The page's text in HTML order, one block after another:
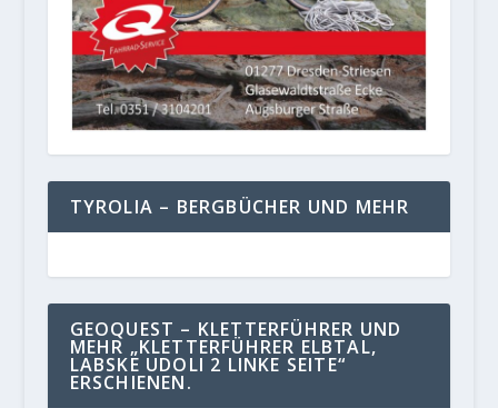
TYROLIA – BERGBÜCHER UND MEHR
GEOQUEST – KLETTERFÜHRER UND
MEHR „KLETTERFÜHRER ELBTAL,
LABSKE UDOLI 2 LINKE SEITE“
ERSCHIENEN.